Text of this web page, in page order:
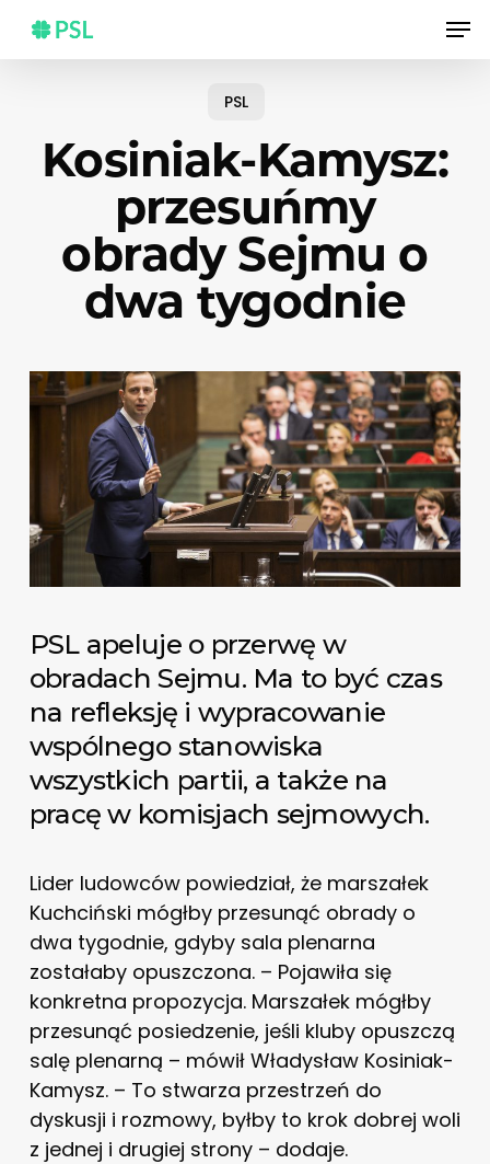
main
PSL
Kosiniak-Kamysz:
przesuńmy
obrady Sejmu o
dwa tygodnie
PSL apeluje o przerwę w
obradach Sejmu. Ma to być czas
na refleksję i wypracowanie
wspólnego stanowiska
wszystkich partii, a także na
pracę w komisjach sejmowych.
Lider ludowców powiedział, że marszałek
Kuchciński mógłby przesunąć obrady o
dwa tygodnie, gdyby sala plenarna
zostałaby opuszczona. – Pojawiła się
konkretna propozycja. Marszałek mógłby
przesunąć posiedzenie, jeśli kluby opuszczą
salę plenarną – mówił Władysław Kosiniak-
Kamysz. – To stwarza przestrzeń do
dyskusji i rozmowy, byłby to krok dobrej woli
z jednej i drugiej strony – dodaje.